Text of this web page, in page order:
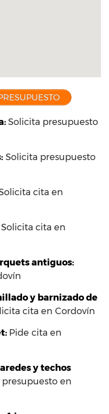
Solicita presupuesto
: Solicita presupuesto
cita en
Solicita cita en
antiguos:
y barnizado de
cita en Cordovín
Pide cita en
y techos
en